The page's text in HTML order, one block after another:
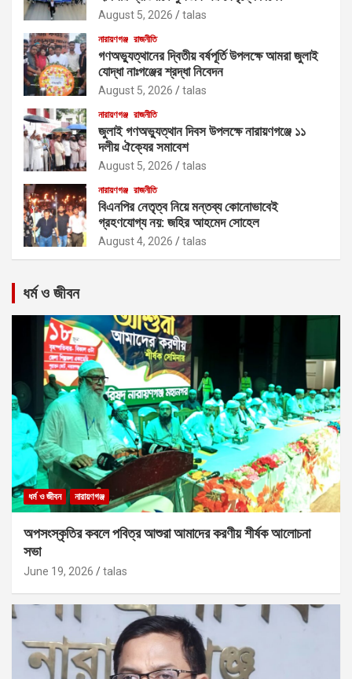
August 5, 2026 talas
নারায়ণগঞ্জ রাজনীতি
গণঅভ্যুত্থানের দ্বিতীয় বর্ষপূর্তি উপলক্ষে আমরা জুলাই
যোদ্ধা নাঃগঞ্জের শ্রদ্ধা নিবেদন
August 5, 2026 talas
নারায়ণগঞ্জ রাজনীতি
জুলাই গণঅভ্যুত্থান দিবস উপলক্ষে নারায়ণগঞ্জে ১১
দলীয় ঐক্যের সমাবেশ
August 5, 2026 talas
নারায়ণগঞ্জ রাজনীতি
বিএনপির নেতৃত্ব নিয়ে মন্তব্য কোনোভাবেই
গ্রহণযোগ্য নয়: জহির আহমেদ সোহেল
August 4, 2026 talas
ধর্ম ও জীবন
ধর্ম ও জীবন নারায়ণগঞ্জ
অপসংস্কৃতির কবলে পবিত্র আশুরা আমাদের করণীয় শীর্ষক আলোচনা
সভা
June 19, 2026 talas